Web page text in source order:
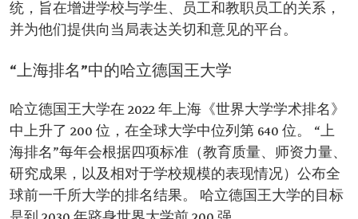
统，旨在增进学校与学生、员工和教职员工的关系，
并为他们提供向当局表达关切和意见的平台。
“上海排名”中的哈立德国王大学
哈立德国王大学在 2022 年上海《世界大学学术排名》
中上升了 200 位，在全球大学中位列第 640 位。 “上
海排名”每年会根据四项标准（教育质量、师资力量、
研究成果，以及相对于学校规模的表现情况）公布全
球前一千所大学的排名结果。 哈立德国王大学的目标